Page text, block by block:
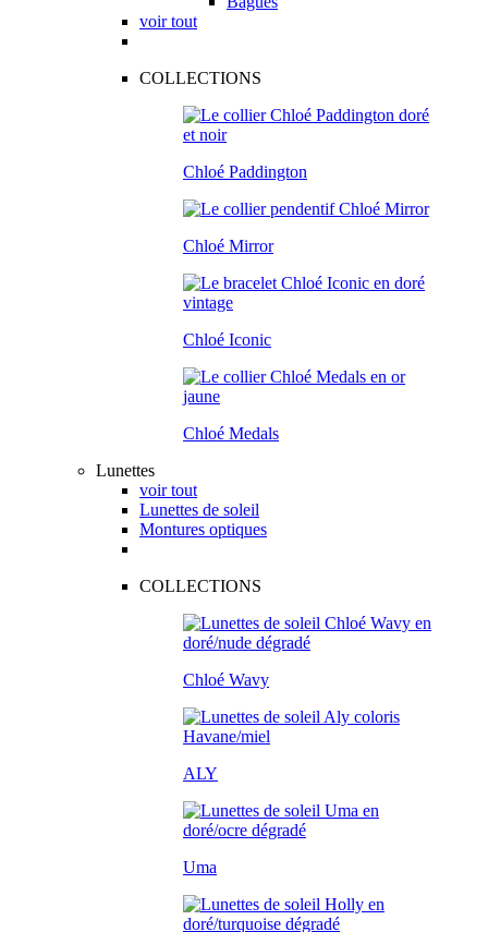
voir tout
COLLECTIONS
Chloé Paddington
Chloé Mirror
Chloé Iconic
Chloé Medals
Lunettes
voir tout
Lunettes de soleil
Montures optiques
COLLECTIONS
Chloé Wavy
ALY
Uma